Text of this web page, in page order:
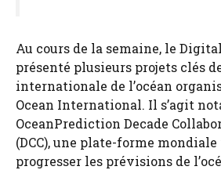
Au cours de la semaine, le
présenté plusieurs projets clés
internationale de l’océan
Ocean International. Il s’agit
OceanPrediction Decade
(DCC), une plate-forme
progresser les prévisions de